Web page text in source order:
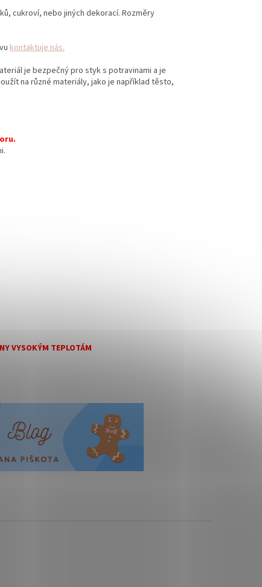
cukroví, nebo jiných dekorací. Rozměry
kontaktuje nás.
je bezpečný pro styk s potravinami a je
na různé materiály, jako je například těsto,
VYSOKÝM TEPLOTÁM